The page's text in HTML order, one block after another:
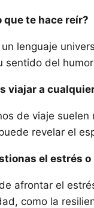
que te hace reír?
lenguaje
sentido del
viajar a
de viaje suelen
revelar el
el estrés
afrontar el
como la